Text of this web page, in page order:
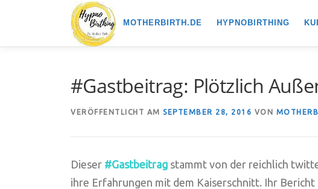
springen
MOTHERBIRTH.DE HYPNOBIRTHING
#Gastbeitrag: Plötzlich
VERÖFFENTLICHT AM SEPTEMBER 28, 2016 VON
Dieser #Gastbeitrag stammt von der reichlich
ihre Erfahrungen mit dem Kaiserschnitt. Ihr